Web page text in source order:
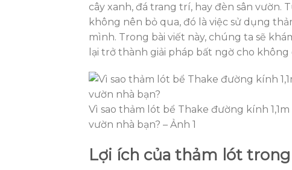
cây xanh, đá trang trí, hay đèn sân
không nên bỏ qua, đó là việc sử dụng
mình. Trong bài viết này, chúng ta sẽ
lại trở thành giải pháp bất ngờ cho không
Vì sao thảm lót bể Thake đường kính
vườn nhà bạn? – Ảnh 1
Lợi ích của thảm lót